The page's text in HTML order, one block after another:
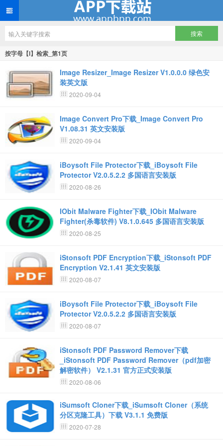
按字母【I】检索_第1页
Image Resizer_Image Resizer V1.0.0.0 绿色安
装英文版
2020-09-04
Image Convert Pro下载_Image Convert Pro
V1.08.31 英文安装版
2020-09-04
iBoysoft File Protector下载_iBoysoft File
Protector V2.0.5.2.2 多国语言安装版
2020-08-26
IObit Malware Fighter下载_IObit Malware
Fighter(杀毒软件) V8.1.0.645 多国语言安装版
2020-08-25
iStonsoft PDF Encryption下载_iStonsoft PDF
Encryption V2.1.41 英文安装版
2020-08-07
iBoysoft File Protector下载_iBoysoft File
Protector V2.0.5.2.2 多国语言安装版
2020-08-07
iStonsoft PDF Password Remover下载
_iStonsoft PDF Password Remover（pdf加密
解密软件） V2.1.31 官方正式安装版
2020-08-06
iSumsoft Cloner下载_iSumsoft Cloner（系统
分区克隆工具）下载 V3.1.1 免费版
2020-07-28